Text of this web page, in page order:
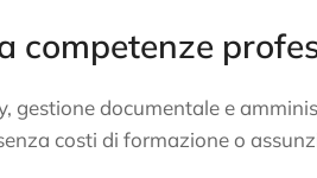
competenze
gestione documentale e
costi di formazione o